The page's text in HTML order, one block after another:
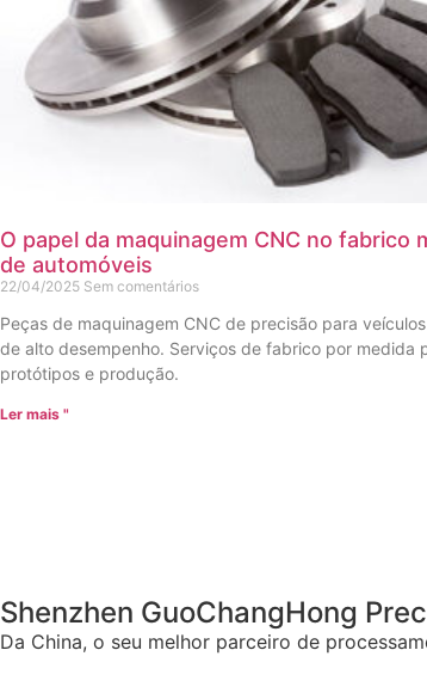
O papel da maquinagem CNC no fabrico
de automóveis
22/04/2025 Sem comentários
Peças de maquinagem CNC de precisão para
de alto desempenho. Serviços de fabrico por medida
protótipos e produção.
Ler mais "
Shenzhen GuoChangHong
Da China, o seu melhor parceiro de